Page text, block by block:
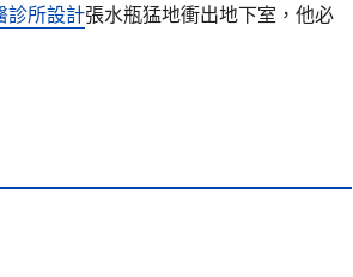
診所設計張水瓶猛地衝出地下室，他必